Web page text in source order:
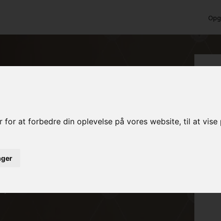
at forbedre din oplevelse på vores website, til at
samme